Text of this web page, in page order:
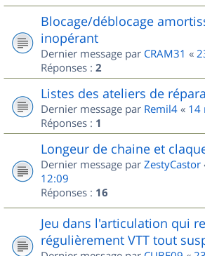
Blocage/déblocage
inopérant
Dernier message par CRAM31 «
Réponses : 2
Listes des ateliers de
Dernier message par Remil4 « 14
Réponses : 1
Longeur de chaine et
Dernier message par ZestyCastor
12:09
Réponses : 16
Jeu dans l'articulation qui
régulièrement VTT tout